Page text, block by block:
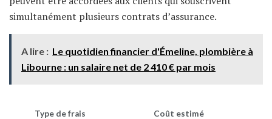
simultanément plusieurs contrats d’assurance.
A lire : Le quotidien financier d'Émeline, plombière à
Libourne : un salaire net de 2 410 € par mois
Type de frais Coût estimé